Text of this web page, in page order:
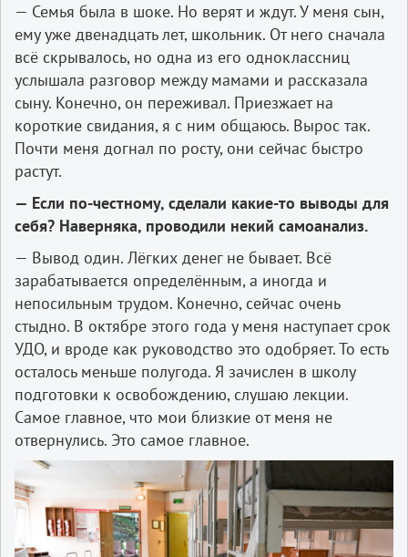
— Семья была в шоке. Но верят и ждут. У меня сын,
ему уже двенадцать лет, школьник. От него сначала
всё скрывалось, но одна из его одноклассниц
услышала разговор между мамами и рассказала
сыну. Конечно, он переживал. Приезжает на
короткие свидания, я с ним общаюсь. Вырос так.
Почти меня догнал по росту, они сейчас быстро
растут.
— Если по-честному, сделали какие-то выводы для
себя? Наверняка, проводили некий самоанализ.
— Вывод один. Лёгких денег не бывает. Всё
зарабатывается определённым, а иногда и
непосильным трудом. Конечно, сейчас очень
стыдно. В октябре этого года у меня наступает срок
УДО, и вроде как руководство это одобряет. То есть
осталось меньше полугода. Я зачислен в школу
подготовки к освобождению, слушаю лекции.
Самое главное, что мои близкие от меня не
отвернулись. Это самое главное.